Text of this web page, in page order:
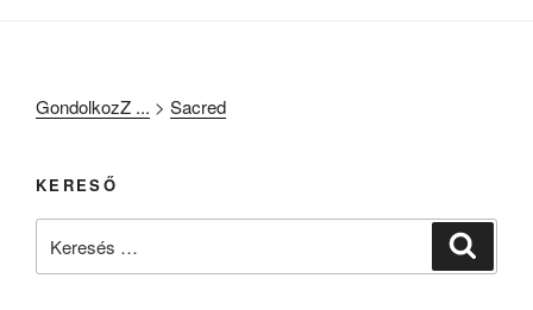
GondolkozZ ... > Sacred
KERESŐ